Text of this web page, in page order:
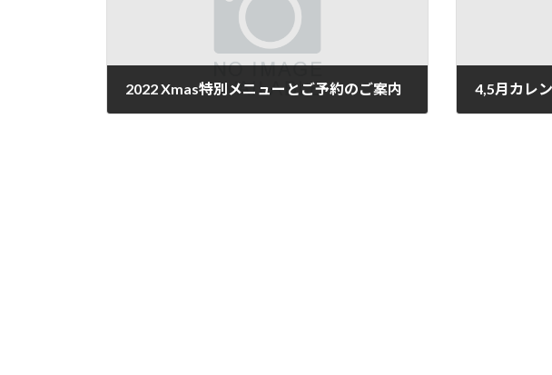
2022 Xmas特別メニューとご予約のご案内 4,5月カレ